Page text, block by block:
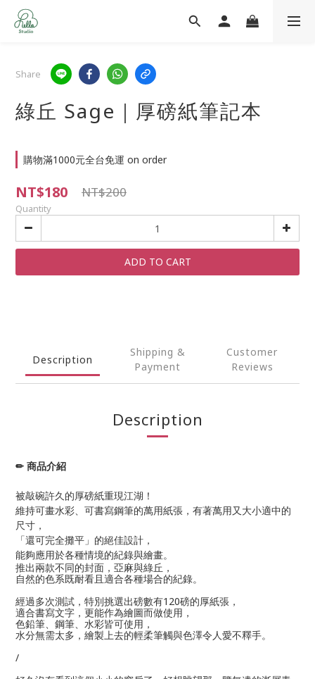
Share
綠丘 Sage｜厚磅紙筆記本
購物滿1000元全台免運 on order
NT$180 NT$200
Quantity
ADD TO CART
Description
Shipping &
Payment
Customer
Reviews
Description
✏ 商品介紹
被敲碗許久的厚磅紙重現江湖！
維持可畫水彩、可書寫鋼筆的萬用紙張，有著萬用又大小適中的
尺寸，
「還可完全攤平」的絕佳設計，
能夠應用於各種情境的紀錄與繪畫。
推出兩款不同的封面， 亞麻與綠丘，
自然的色系既耐看且適合各種場合的紀錄。
經過多次測試， 特別挑選出磅數有120磅的厚紙張，
適合書寫文字， 更能作為繪圖而做使用，
色鉛筆、鋼筆、水彩皆可使用，
水分無需太多， 繪製上去的輕柔筆觸與色澤令人愛不釋手。
/